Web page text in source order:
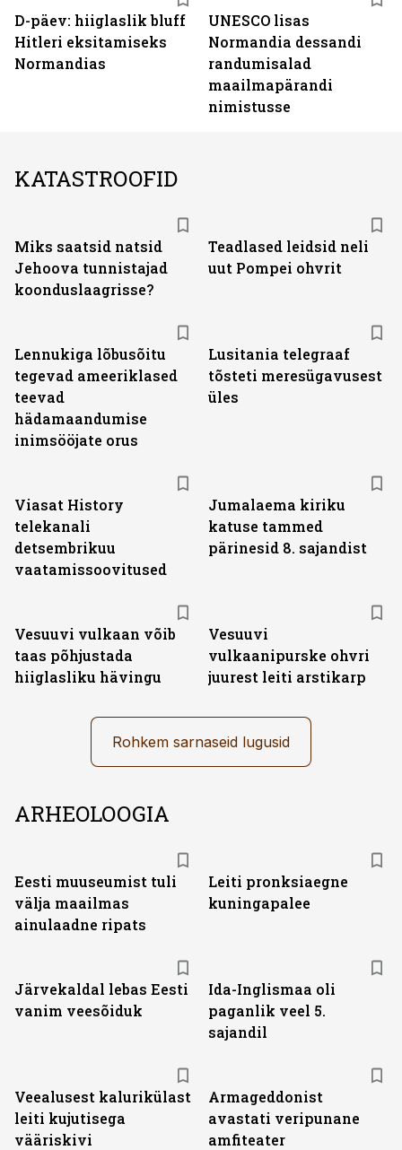
D-päev: hiiglaslik bluff
Hitleri eksitamiseks
Normandias
UNESCO lisas
Normandia dessandi
randumisalad
maailmapärandi
nimistusse
KATASTROOFID
Miks saatsid natsid
Jehoova tunnistajad
koonduslaagrisse?
Teadlased leidsid neli
uut Pompei ohvrit
Lennukiga lõbusõitu
tegevad ameeriklased
teevad
hädamaandumise
inimsööjate orus
Lusitania telegraaf
tõsteti meresügavusest
üles
Viasat History
telekanali
detsembrikuu
vaatamissoovitused
Jumalaema kiriku
katuse tammed
pärinesid 8. sajandist
Vesuuvi vulkaan võib
taas põhjustada
hiiglasliku hävingu
Vesuuvi
vulkaanipurske ohvri
juurest leiti arstikarp
Rohkem sarnaseid lugusid
ARHEOLOOGIA
Eesti muuseumist tuli
välja maailmas
ainulaadne ripats
Leiti pronksiaegne
kuningapalee
Järvekaldal lebas Eesti
vanim veesõiduk
Ida-Inglismaa oli
paganlik veel 5.
sajandil
Veealusest kalurikülast
leiti kujutisega
vääriskivi
Armageddonist
avastati veripunane
amfiteater